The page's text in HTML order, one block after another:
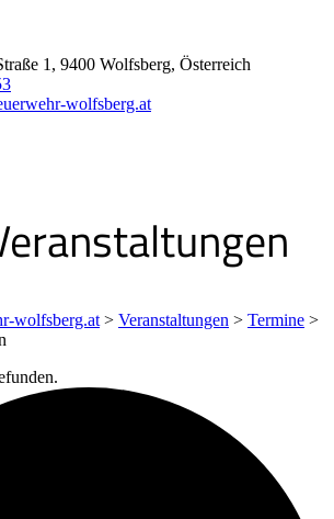
1, 9400 Wolfsberg, Österreich
wolfsberg.at
wolfsberg.at > Veranstaltungen > Termine >